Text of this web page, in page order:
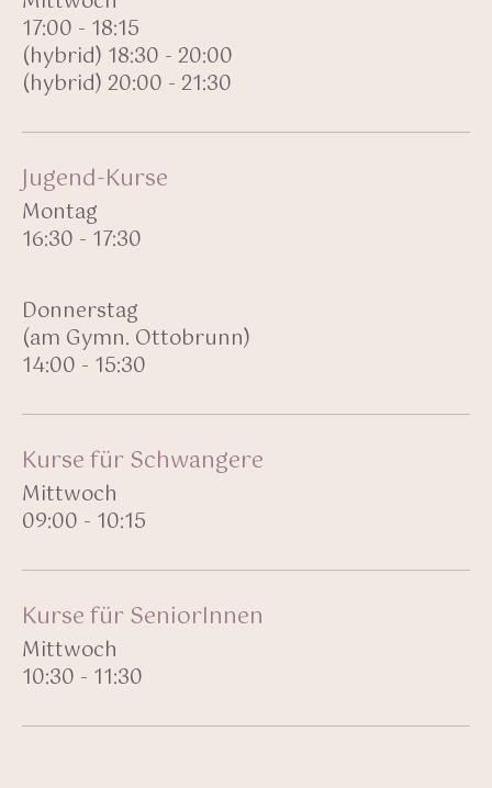
17:00 - 18:15
(hybrid) 18:30 - 20:00
(hybrid) 20:00 - 21:30
Jugend-Kurse
Montag
16:30 - 17:30
Donnerstag
(am Gymn. Ottobrunn)
14:00 - 15:30
Kurse für Schwangere
Mittwoch
09:00 - 10:15
Kurse für SeniorInnen
Mittwoch
10:30 - 11:30